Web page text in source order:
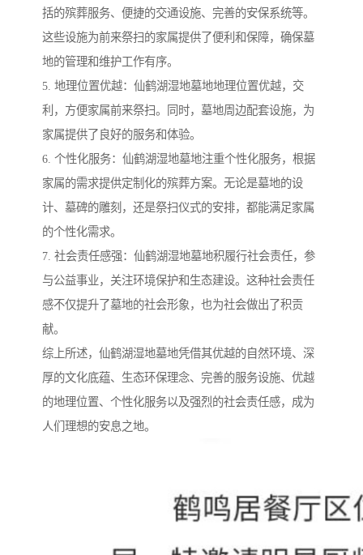
括的殡葬服务、便捷的交通设施、完善的安保系统等。
这些设施为前来祭扫的家属提供了便利和保障，确保墓
地的管理和维护工作有序。
5. 地理位置优越：仙鹤湖湿地墓地地理位置优越，交
利，方便家属前来祭扫。同时，墓地周边配套设施，为
家属提供了良好的服务和体验。
6. 个性化服务：仙鹤湖湿地墓地注重个性化服务，根据
家属的需求提供定制化的殡葬方案。无论是墓地的设
计、墓碑的雕刻，还是祭扫仪式的安排，都能满足家属
的个性化需求。
7. 社会责任感强：仙鹤湖湿地墓地积履行社会责任，参
与公益事业，关注环境保护和生态建设。这种社会责任
感不仅提升了墓地的社会形象，也为社会做出了积贡
献。
综上所述，仙鹤湖湿地墓地凭借其优越的自然环境、深
厚的文化底蕴、生态环保理念、完善的服务设施、优越
的地理位置、个性化服务以及强烈的社会责任感，成为
人们理想的安息之地。